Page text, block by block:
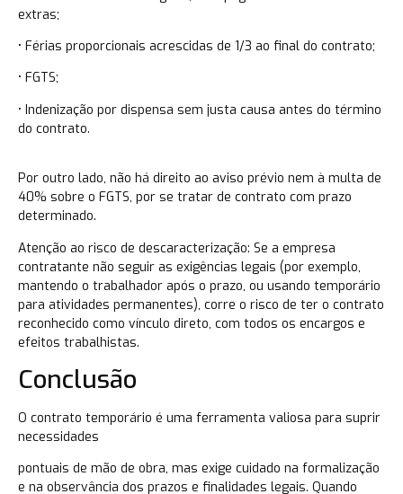
extras;
• Férias proporcionais acrescidas de 1/3 ao final do contrato;
• FGTS;
• Indenização por dispensa sem justa causa antes do término
do contrato.
Por outro lado, não há direito ao aviso prévio nem à multa de
40% sobre o FGTS, por se tratar de contrato com prazo
determinado.
Atenção ao risco de descaracterização: Se a empresa
contratante não seguir as exigências legais (por exemplo,
mantendo o trabalhador após o prazo, ou usando temporário
para atividades permanentes), corre o risco de ter o contrato
reconhecido como vínculo direto, com todos os encargos e
efeitos trabalhistas.
Conclusão
O contrato temporário é uma ferramenta valiosa para suprir
necessidades
pontuais de mão de obra, mas exige cuidado na formalização
e na observância dos prazos e finalidades legais. Quando